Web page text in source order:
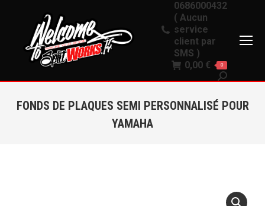
0686000432
( Aucun
service
client par
SMS )
0,00 € 0
Recherche
FONDS DE PLAQUES SEMI PERSONNALISÉ POUR
YAMAHA